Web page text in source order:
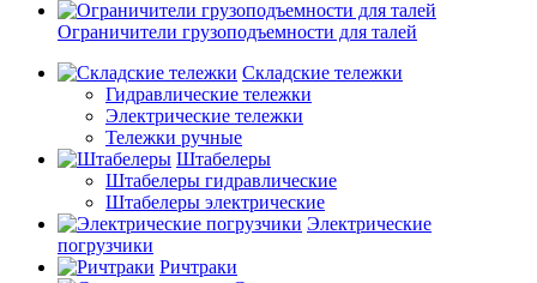
Ограничители грузоподъемности для талей
Складские тележки
Гидравлические тележки
Электрические тележки
Тележки ручные
Штабелеры
Штабелеры гидравлические
Штабелеры электрические
Электрические
погрузчики
Ричтраки